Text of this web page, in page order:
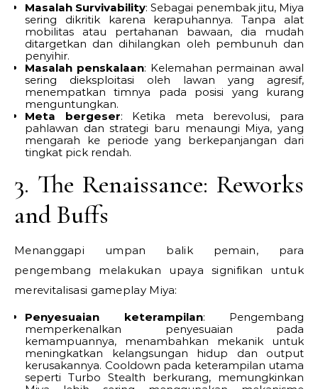
Masalah Survivability: Sebagai penembak jitu, Miya
sering dikritik karena kerapuhannya. Tanpa alat
mobilitas atau pertahanan bawaan, dia mudah
ditargetkan dan dihilangkan oleh pembunuh dan
penyihir.
Masalah penskalaan: Kelemahan permainan awal
sering dieksploitasi oleh lawan yang agresif,
menempatkan timnya pada posisi yang kurang
menguntungkan.
Meta bergeser: Ketika meta berevolusi, para
pahlawan dan strategi baru menaungi Miya, yang
mengarah ke periode yang berkepanjangan dari
tingkat pick rendah.
3. The Renaissance: Reworks
and Buffs
Menanggapi umpan balik pemain, para
pengembang melakukan upaya signifikan untuk
merevitalisasi gameplay Miya:
Penyesuaian keterampilan: Pengembang
memperkenalkan penyesuaian pada
kemampuannya, menambahkan mekanik untuk
meningkatkan kelangsungan hidup dan output
kerusakannya. Cooldown pada keterampilan utama
seperti Turbo Stealth berkurang, memungkinkan